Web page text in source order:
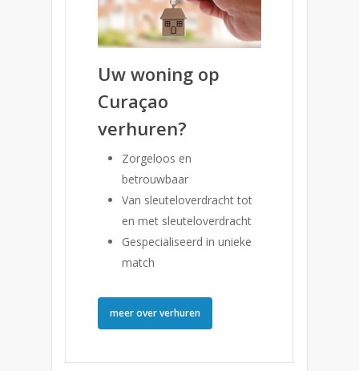
Uw woning op
Curaçao
verhuren?
Zorgeloos en
betrouwbaar
Van sleuteloverdracht tot
en met sleuteloverdracht
Gespecialiseerd in unieke
match
meer over verhuren